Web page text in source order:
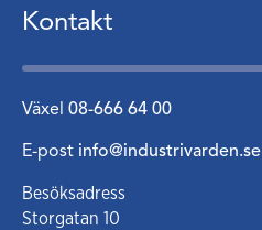
Kontakt
Växel 08-666 64 00
E-post info@industrivarden.se
Besöksadress
Storgatan 10